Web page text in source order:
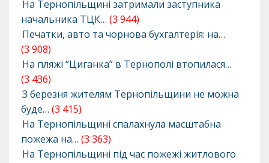
На Тернопільщині затримали заступника
начальника ТЦК… (3 944)
Печатки, авто та чорнова бухгалтерія: на…
(3 908)
На пляжі “Циганка” в Тернополі втопилася…
(3 436)
З березня жителям Тернопільщини не можна
буде… (3 415)
На Тернопільщині спалахнула масштабна
пожежа на… (3 363)
На Тернопільщині під час пожежі житлового